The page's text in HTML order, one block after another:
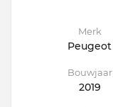
Merk
Peugeot
Bouwjaar
2019